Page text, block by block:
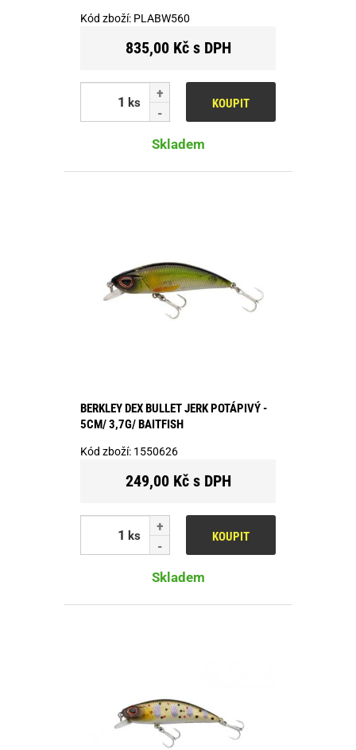
Kód zboží: PLABW560
835,00 Kč s DPH
ks KOUPIT
Skladem
BERKLEY DEX BULLET JERK POTÁPIVÝ -
5CM/ 3,7G/ BAITFISH
Kód zboží: 1550626
249,00 Kč s DPH
ks KOUPIT
Skladem